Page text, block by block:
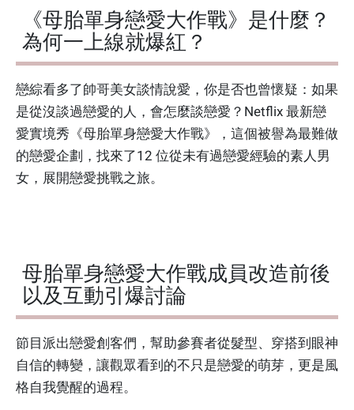
《母胎單身戀愛大作戰》是什麼？
為何一上線就爆紅？
戀綜看多了帥哥美女談情說愛，你是否也曾懷疑：如果
是從沒談過戀愛的人，會怎麼談戀愛？Netflix 最新戀
愛實境秀《母胎單身戀愛大作戰》，這個被譽為最難做
的戀愛企劃，找來了12 位從未有過戀愛經驗的素人男
女，展開戀愛挑戰之旅。
母胎單身戀愛大作戰成員改造前後
以及互動引爆討論
節目派出戀愛創客們，幫助參賽者從髮型、穿搭到眼神
自信的轉變，讓觀眾看到的不只是戀愛的萌芽，更是風
格自我覺醒的過程。